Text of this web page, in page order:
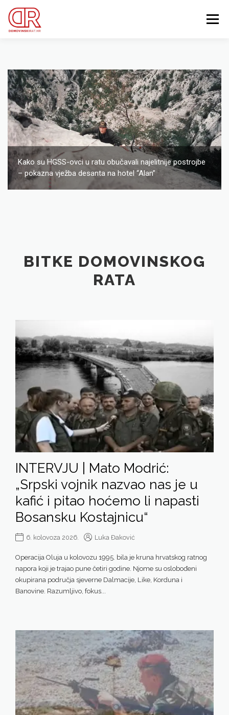
sadržaj
Izbornik
IZDVOJENE KATEGORIJE O MENI MEMBERSHIP
Search for:
Search Button
Kako su HGSS-ovci u ratu obučavali najelitnije postrojbe
– pokazna vježba desanta na hotel “Alan”
BITKE DOMOVINSKOG
RATA
INTERVJU | Mato Modrić:
„Srpski vojnik nazvao nas je u
kafić i pitao hoćemo li napasti
Bosansku Kostajnicu“
6. kolovoza 2026. Luka Đaković
Operacija Oluja u kolovozu 1995. bila je kruna hrvatskog ratnog
napora koji je trajao pune četiri godine. Njome su oslobođeni
okupirana područja sjeverne Dalmacije, Like, Korduna i
Banovine. Razumljivo, fokus...